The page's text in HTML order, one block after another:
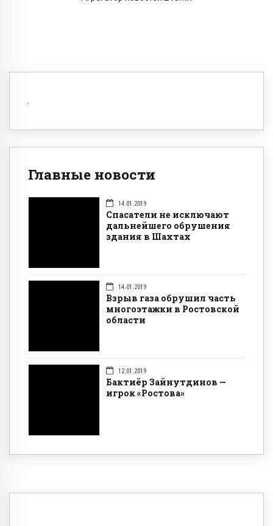
Главные новости
14.01.2019
Спасатели не исключают
дальнейшего обрушения
здания в Шахтах
14.01.2019
Взрыв газа обрушил часть
многоэтажки в Ростовской
области
12.01.2019
Бактиёр Зайнутдинов —
игрок «Ростова»